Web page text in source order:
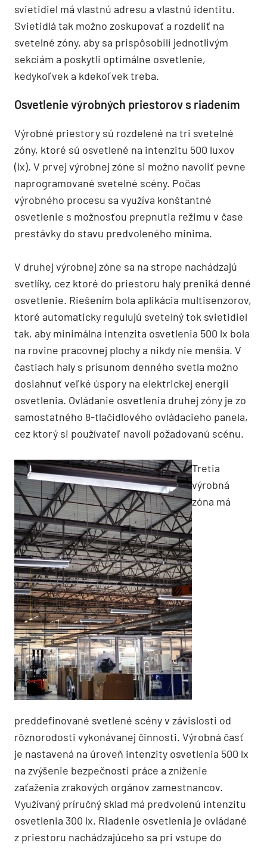
svietidiel má vlastnú adresu a vlastnú identitu.
Svietidlá tak možno zoskupovať a rozdeliť na
svetelné zóny, aby sa prispôsobili jednotlivým
sekciám a poskytli optimálne osvetlenie,
kedykoľvek a kdekoľvek treba.
Osvetlenie výrobných priestorov s riadením
Výrobné priestory sú rozdelené na tri svetelné
zóny, ktoré sú osvetlené na intenzitu 500 luxov
(lx). V prvej výrobnej zóne si možno navoliť pevne
naprogramované svetelné scény. Počas
výrobného procesu sa využíva konštantné
osvetlenie s možnosťou prepnutia režimu v čase
prestávky do stavu predvoleného minima.
V druhej výrobnej zóne sa na strope nachádzajú
svetlíky, cez ktoré do priestoru haly preniká denné
osvetlenie. Riešením bola aplikácia multisenzorov,
ktoré automaticky regulujú svetelný tok svietidiel
tak, aby minimálna intenzita osvetlenia 500 lx bola
na rovine pracovnej plochy a nikdy nie menšia. V
častiach haly s prísunom denného svetla možno
dosiahnuť veľké úspory na elektrickej energii
osvetlenia. Ovládanie osvetlenia druhej zóny je zo
samostatného 8-tlačidlového ovládacieho panela,
cez ktorý si používateľ navolí požadovanú scénu.
Tretia
výrobná
zóna má
preddefinované svetlené scény v závislosti od
rôznorodosti vykonávanej činnosti. Výrobná časť
je nastavená na úroveň intenzity osvetlenia 500 lx
na zvýšenie bezpečnosti práce a zníženie
zaťaženia zrakových orgánov zamestnancov.
Využívaný príručný sklad má predvolenú intenzitu
osvetlenia 300 lx. Riadenie osvetlenia je ovládané
z priestoru nachádzajúceho sa pri vstupe do